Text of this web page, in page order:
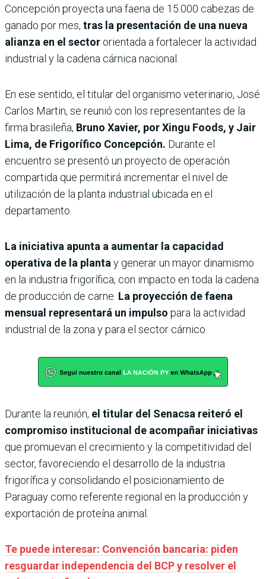
Concepción proyecta una faena de 15.000 cabezas de
ganado por mes, tras la presentación de una nueva
alianza en el sector orientada a fortalecer la actividad
industrial y la cadena cárnica nacional.
En ese sentido, el titular del organismo veterinario, José
Carlos Martin, se reunió con los representantes de la
firma brasileña, Bruno Xavier, por Xingu Foods, y Jair
Lima, de Frigorífico Concepción. Durante el
encuentro se presentó un proyecto de operación
compartida que permitirá incrementar el nivel de
utilización de la planta industrial ubicada en el
departamento.
La iniciativa apunta a aumentar la capacidad
operativa de la planta y generar un mayor dinamismo
en la industria frigorífica, con impacto en toda la cadena
de producción de carne. La proyección de faena
mensual representará un impulso para la actividad
industrial de la zona y para el sector cárnico.
Durante la reunión, el titular del Senacsa reiteró el
compromiso institucional de acompañar iniciativas
que promuevan el crecimiento y la competitividad del
sector, favoreciendo el desarrollo de la industria
frigorífica y consolidando el posicionamiento de
Paraguay como referente regional en la producción y
exportación de proteína animal.
Te puede interesar: Convención bancaria: piden
resguardar independencia del BCP y resolver el